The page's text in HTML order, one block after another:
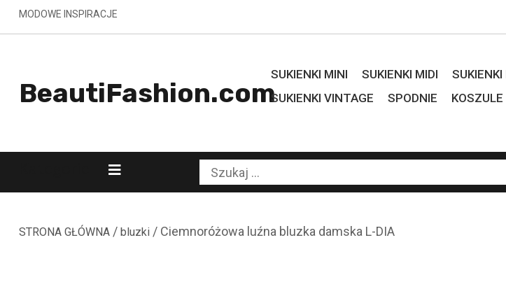
Skip
to
MODOWE INSPIRACJE
BeautiFashion.com
SUKIENKI MINI SUKIENKI MIDI SUKIENKI
SUKIENKI VINTAGE
SPODNIE KOSZULE
Szukaj:
STRONA GŁÓWNA/ bluzki/ Ciemnoróżowa luźna bluzka damska L-DIA